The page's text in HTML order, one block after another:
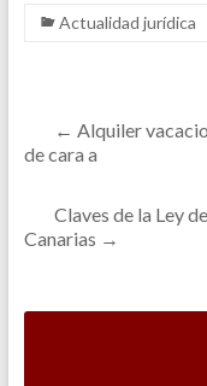
Actualidad jurídica
← Alquiler
de cara a
Claves de la Ley
Canarias →